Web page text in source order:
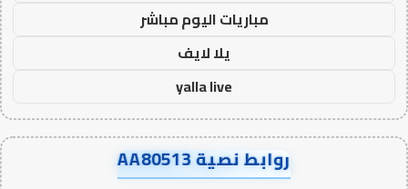
مباريات اليوم مباشر
يلا لايف
yalla live
روابط نصية AA80513